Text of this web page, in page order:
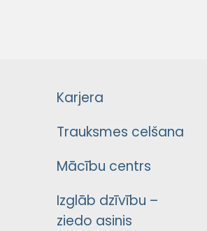
Karjera
Trauksmes celšana
Mācību centrs
Izglāb dzīvību –
ziedo asinis